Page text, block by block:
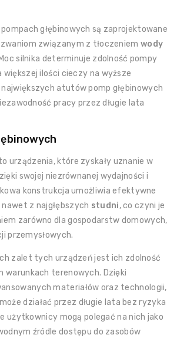
głębinowych są zaprojektowane
związanym z tłoczeniem wody
silnika determinuje zdolność pompy
większej ilości cieczy na wyższe
atutów pomp głębinowych
pracy przez długie lata
urządzenia, które zyskały uznanie w
swojej niezrównanej wydajności i
konstrukcja umożliwia efektywne
nawet z najgłębszych studni, co czyni je
zarówno dla gospodarstw domowych,
przemysłowych.
zalet tych urządzeń jest ich zdolność
warunkach terenowych. Dzięki
materiałów oraz technologii,
może działać przez długie lata bez ryzyka
użytkownicy mogą polegać na nich jako
źródle dostępu do zasobów